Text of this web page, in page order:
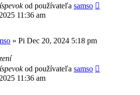
od používateľa samso
11:36 am
» Pi Dec 20, 2024 5:18 pm
od používateľa samso
11:36 am